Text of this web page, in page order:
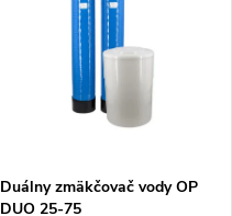
Duálny zmäkčovač vody OP
DUO 25-75